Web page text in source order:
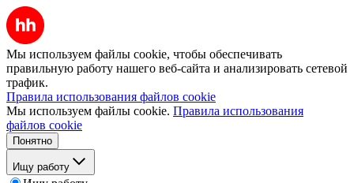
Мы используем файлы cookie, чтобы обеспечивать
правильную работу нашего веб-сайта и анализировать сетевой
трафик.
Правила использования файлов cookie
Мы используем файлы cookie. Правила использования
файлов cookie
Понятно
Ищу работу